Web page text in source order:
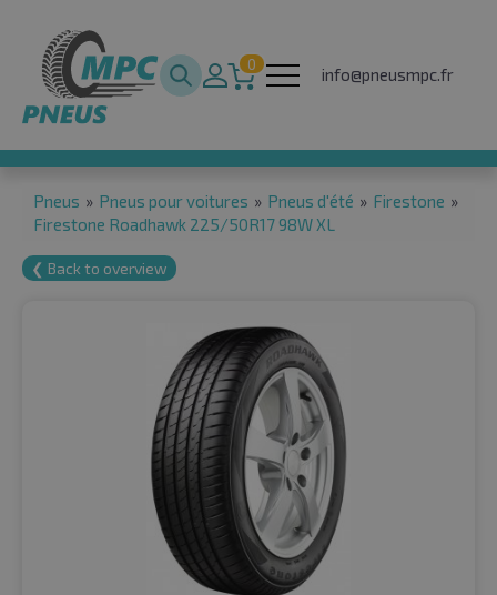
0
info@pneusmpc.fr
Pneus » Pneus pour voitures » Pneus d'été » Firestone »
Firestone Roadhawk 225/50R17 98W XL
❮ Back to overview